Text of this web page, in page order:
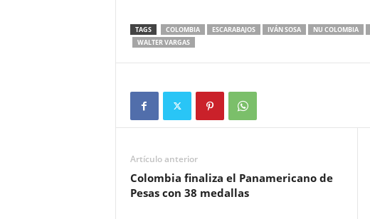
TAGS COLOMBIA ESCARABAJOS IVÁN SOSA NU COLOMBIA
WALTER VARGAS
Artículo anterior
Colombia finaliza el Panamericano de
Pesas con 38 medallas